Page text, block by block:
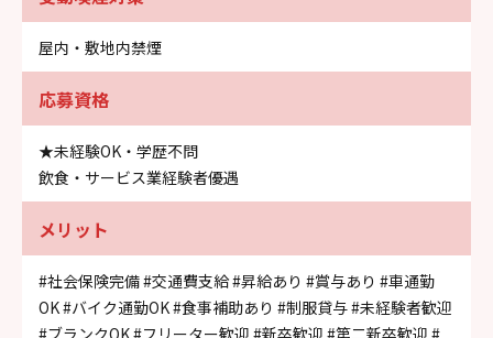
屋内・敷地内禁煙
応募資格
★未経験OK・学歴不問
飲食・サービス業経験者優遇
メリット
#社会保険完備#交通費支給#昇給あり #賞与あり #車通勤
OK#バイク通勤OK#食事補助あり #制服貸与#未経験者歓迎
#ブランクOK#フリーター歓迎 #新卒歓迎 #第二新卒歓迎 #